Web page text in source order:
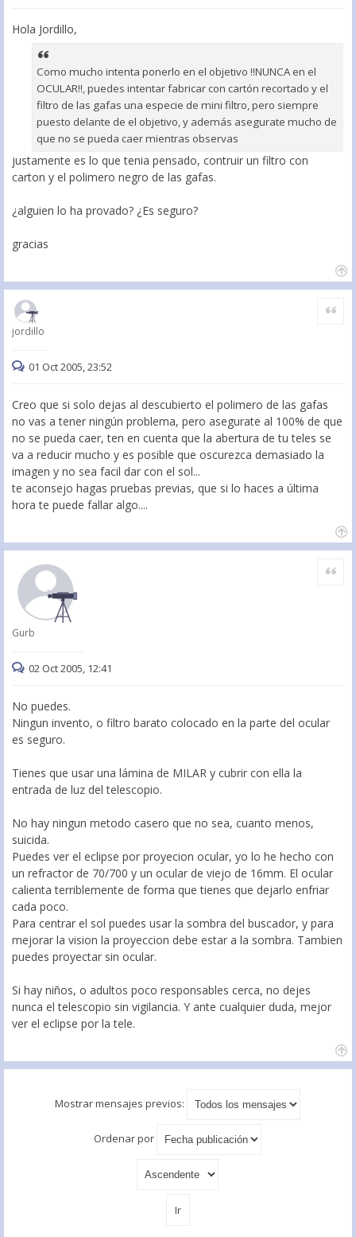
Hola Jordillo,
Como mucho intenta ponerlo en el objetivo !!NUNCA en el
OCULAR!!, puedes intentar fabricar con cartón recortado y el
filtro de las gafas una especie de mini filtro, pero siempre
puesto delante de el objetivo, y además asegurate mucho de
que no se pueda caer mientras observas
justamente es lo que tenia pensado, contruir un filtro con
carton y el polimero negro de las gafas.
¿alguien lo ha provado? ¿Es seguro?
gracias
jordillo
Citar
01 Oct 2005, 23:52
Creo que si solo dejas al descubierto el polimero de las gafas
no vas a tener ningún problema, pero asegurate al 100% de que
no se pueda caer, ten en cuenta que la abertura de tu teles se
va a reducir mucho y es posible que oscurezca demasiado la
imagen y no sea facil dar con el sol...
te aconsejo hagas pruebas previas, que si lo haces a última
hora te puede fallar algo....
Gurb
Citar
02 Oct 2005, 12:41
No puedes.
Ningun invento, o filtro barato colocado en la parte del ocular
es seguro.
Tienes que usar una lámina de MILAR y cubrir con ella la
entrada de luz del telescopio.
No hay ningun metodo casero que no sea, cuanto menos,
suicida.
Puedes ver el eclipse por proyecion ocular, yo lo he hecho con
un refractor de 70/700 y un ocular de viejo de 16mm. El ocular
calienta terriblemente de forma que tienes que dejarlo enfriar
cada poco.
Para centrar el sol puedes usar la sombra del buscador, y para
mejorar la vision la proyeccion debe estar a la sombra. Tambien
puedes proyectar sin ocular.
Si hay niños, o adultos poco responsables cerca, no dejes
nunca el telescopio sin vigilancia. Y ante cualquier duda, mejor
ver el eclipse por la tele.
Mostrar mensajes previos:
Ordenar por